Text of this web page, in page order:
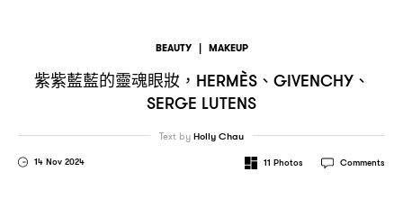
BEAUTY | MAKEUP
紫紫藍藍的靈魂眼妝 ，HERMÈS、 GIVENCHY、
SERGE LUTENS
14 Nov 2024
Text byHolly Chau
11 Photos Comments